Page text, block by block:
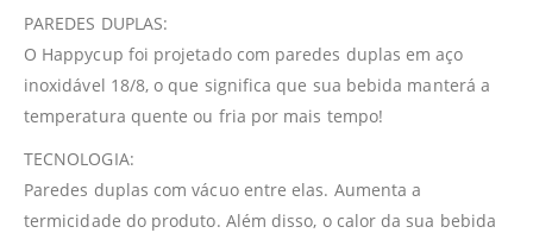
PAREDES DUPLAS:
O Happycup foi projetado com paredes duplas em aço
inoxidável 18/8, o que significa que sua bebida manterá a
temperatura quente ou fria por mais tempo!
TECNOLOGIA:
Paredes duplas com vácuo entre elas. Aumenta a
termicidade do produto. Além disso, o calor da sua bebida